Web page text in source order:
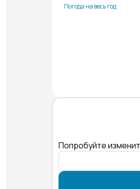
Погода на весь год
Попробуйте